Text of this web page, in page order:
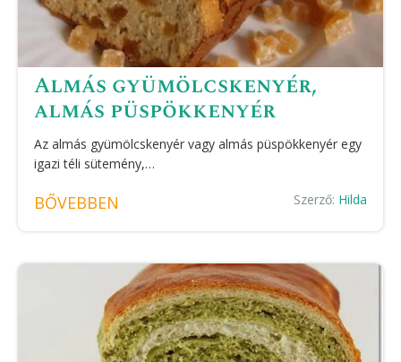
Almás gyümölcskenyér,
almás püspökkenyér
Az almás gyümölcskenyér vagy almás püspökkenyér egy
igazi téli sütemény,…
BŐVEBBEN Szerző: Hilda